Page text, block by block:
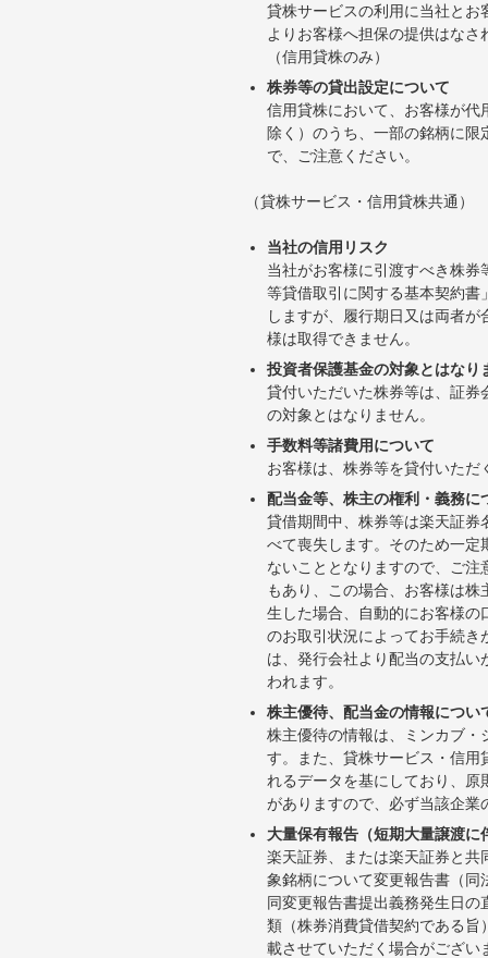
貸株サービスの利用に当社と
よりお客様へ担保の提供はな
（信用貸株のみ）
株券等の貸出設定について
信用貸株において、お客様が
除く）のうち、一部の銘柄に
で、ご注意ください。
（貸株サービス・信用貸株共通）
当社の信用リスク
当社がお客様に引渡すべき株
等貸借取引に関する基本契約
しますが、履行期日又は両者
様は取得できません。
投資者保護基金の対象とはなり
貸付いただいた株券等は、証
の対象とはなりません。
手数料等諸費用について
お客様は、株券等を貸付いた
配当金等、株主の権利・義務に
貸借期間中、株券等は楽天証
べて喪失します。そのため一
ないこととなりますので、ご
もあり、この場合、お客様は
生した場合、自動的にお客様
のお取引状況によってお手続
は、発行会社より配当の支払
われます。
株主優待、配当金の情報につい
株主優待の情報は、ミンカブ
す。また、貸株サービス・信
れるデータを基にしており、
がありますので、必ず当該企
大量保有報告（短期大量譲渡
楽天証券、または楽天証券と
象銘柄について変更報告書（
同変更報告書提出義務発生日
類（株券消費貸借契約である
載させていただく場合がござ